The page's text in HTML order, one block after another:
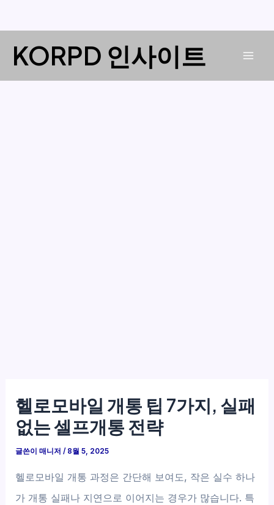
KORPD 인사이트
헬로모바일 개통 팁 7가지, 실패
없는 셀프개통 전략
글쓴이매니저/ 8월 5, 2025
헬로모바일 개통 과정은 간단해 보여도, 작은 실수 하나
가 개통 실패나 지연으로 이어지는 경우가 많습니다. 특